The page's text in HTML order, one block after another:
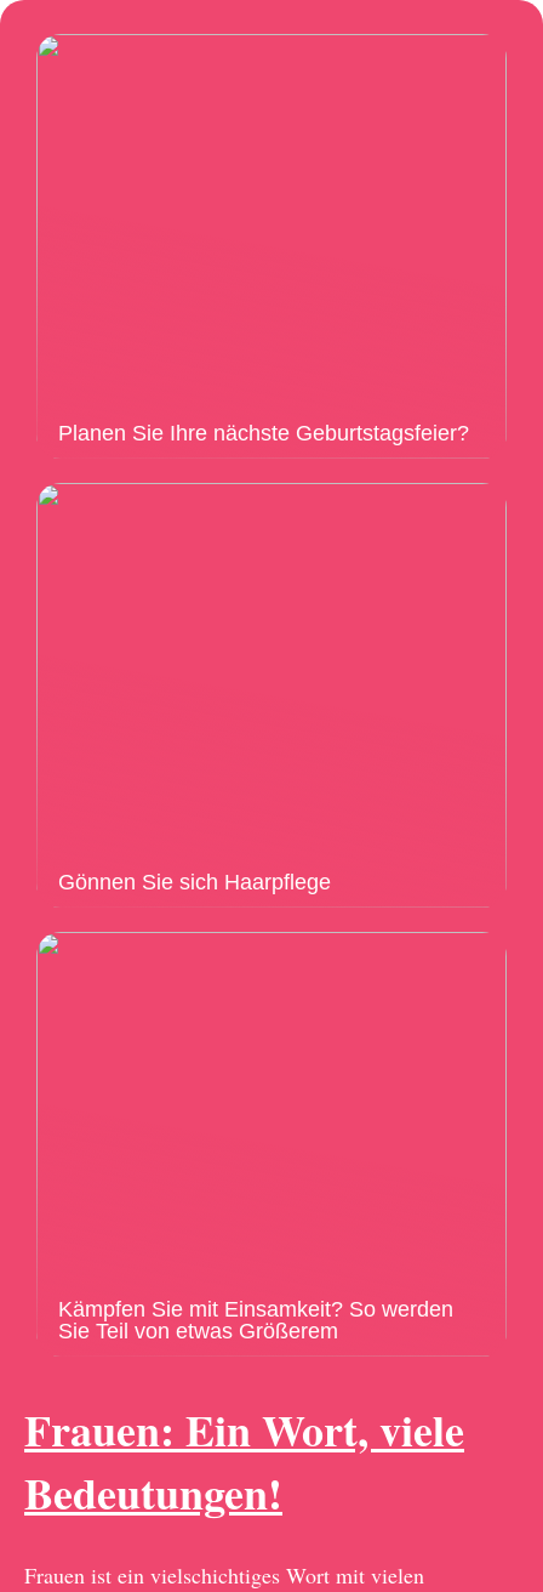
Planen Sie Ihre nächste Geburtstagsfeier?
Gönnen Sie sich Haarpflege
Kämpfen Sie mit Einsamkeit? So werden
Sie Teil von etwas Größerem
Frauen: Ein Wort, viele
Bedeutungen!
Frauen ist ein vielschichtiges Wort mit vielen